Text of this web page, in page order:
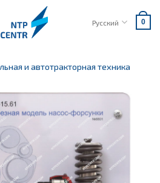
Русский 0
и автотракторная техника